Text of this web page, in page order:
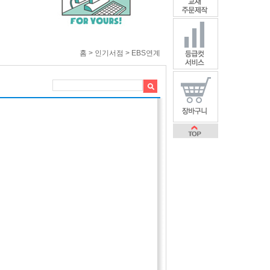
홈 > 인기서점 > EBS연계